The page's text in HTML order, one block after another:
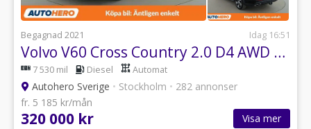
Begagnad 2021 Idag 16:51
Volvo V60 Cross Country 2.0 D4 AWD / Drag, Värmare, VOC, CTA
7 530 mil Diesel Automat
Autohero Sverige • Stockholm • 282 annonser
fr. 5 185 kr/mån
320 000 kr Visa mer